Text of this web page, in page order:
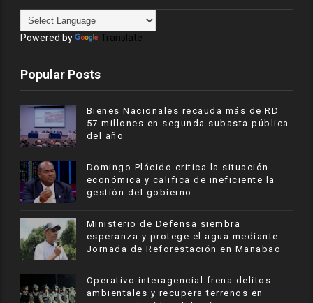
Powered by Translate
Popular Posts
Bienes Nacionales recauda más de RD
57 millones en segunda subasta pública
del año
​Domingo Plácido critica la situación
económica y califica de ineficiente la
gestión del gobierno
Ministerio de Defensa siembra
esperanza y protege el agua mediante
Jornada de Reforestación en Manabao
Operativo interagencial frena delitos
ambientales y recupera terrenos en